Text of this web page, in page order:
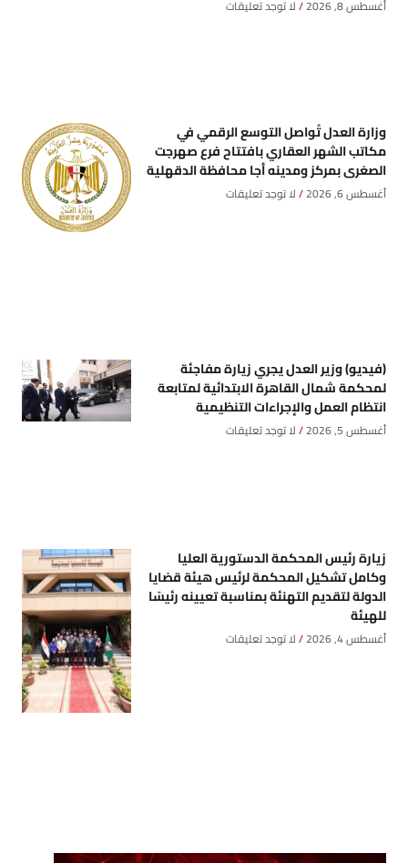
أغسطس 8, 2026 لا توجد تعليقات
وزارة العدل تُواصل التوسع الرقمي في
مكاتب الشهر العقاري بافتتاح فرع صهرجت
الصغرى بمركز ومدينه أجا محافظة الدقهلية
أغسطس 6, 2026 لا توجد تعليقات
(فيديو) وزير العدل يجري زيارة مفاجئة
لمحكمة شمال القاهرة الابتدائية لمتابعة
انتظام العمل والإجراءات التنظيمية
أغسطس 5, 2026 لا توجد تعليقات
زيارة رئيس المحكمة الدستورية العليا
وكامل تشكيل المحكمة لرئيس هيئة قضايا
الدولة لتقديم التهنئة بمناسبة تعيينه رئيسًا
للهيئة
أغسطس 4, 2026 لا توجد تعليقات